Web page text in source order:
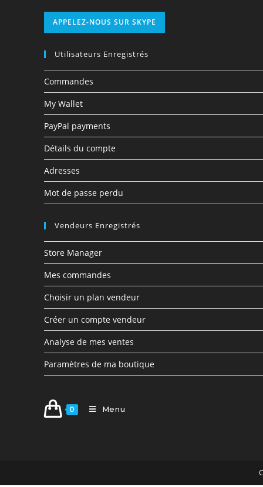
APPELEZ-NOUS SUR SKYPE
Utilisateurs Enregistrés
Commandes
My Wallet
PayPal payments
Détails du compte
Adresses
Mot de passe perdu
Vendeurs Enregistrés
Store Manager
Mes commandes
Choisir un plan vendeur
Créer un compte vendeur
Analyse de mes ventes
Paramètres de ma boutique
0 Menu